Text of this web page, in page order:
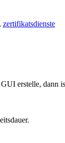
zertifikatsdienste
erstelle, dann